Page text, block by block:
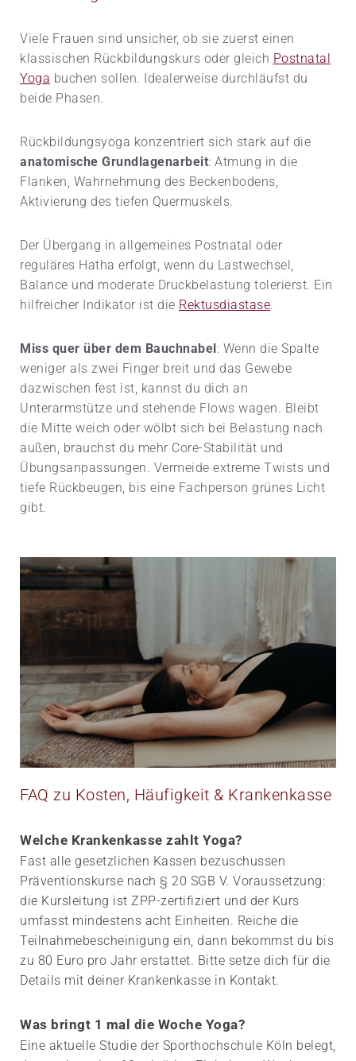
Viele Frauen sind unsicher, ob sie zuerst einen
klassischen Rückbildungskurs oder gleich Postnatal
Yoga buchen sollen. Idealerweise durchläufst du
beide Phasen.
Rückbildungsyoga konzentriert sich stark auf die
anatomische Grundlagenarbeit: Atmung in die
Flanken, Wahrnehmung des Beckenbodens,
Aktivierung des tiefen Quermuskels.
Der Übergang in allgemeines Postnatal oder
reguläres Hatha erfolgt, wenn du Lastwechsel,
Balance und moderate Druckbelastung tolerierst. Ein
hilfreicher Indikator ist die Rektusdiastase.
Miss quer über dem Bauchnabel: Wenn die Spalte
weniger als zwei Finger breit und das Gewebe
dazwischen fest ist, kannst du dich an
Unterarmstütze und stehende Flows wagen. Bleibt
die Mitte weich oder wölbt sich bei Belastung nach
außen, brauchst du mehr Core-Stabilität und
Übungsanpassungen. Vermeide extreme Twists und
tiefe Rückbeugen, bis eine Fachperson grünes Licht
gibt.
FAQ zu Kosten, Häufigkeit & Krankenkasse
Welche Krankenkasse zahlt Yoga?
Fast alle gesetzlichen Kassen bezuschussen
Präventionskurse nach § 20 SGB V. Voraussetzung:
die Kursleitung ist ZPP-zertifiziert und der Kurs
umfasst mindestens acht Einheiten. Reiche die
Teilnahmebescheinigung ein, dann bekommst du bis
zu 80 Euro pro Jahr erstattet. Bitte setze dich für die
Details mit deiner Krankenkasse in Kontakt.
Was bringt 1 mal die Woche Yoga?
Eine aktuelle Studie der Sporthochschule Köln belegt,